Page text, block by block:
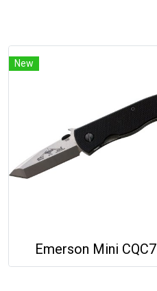
New
Emerson Mini CQC7